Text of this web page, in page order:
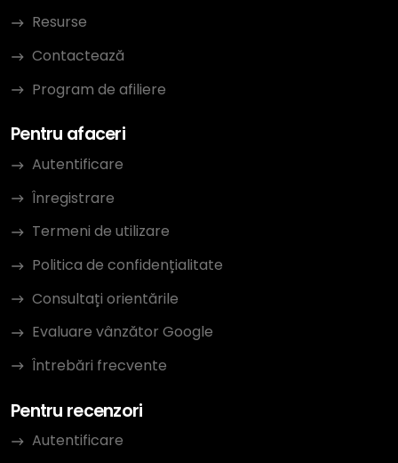
Resurse
Contactează
Program de afiliere
Pentru afaceri
Autentificare
Înregistrare
Termeni de utilizare
Politica de confidențialitate
Consultați orientările
Evaluare vânzător Google
Întrebări frecvente
Pentru recenzori
Autentificare